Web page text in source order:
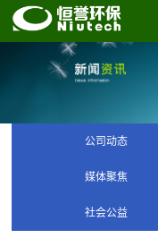
公司动态
媒体聚焦
社会公益